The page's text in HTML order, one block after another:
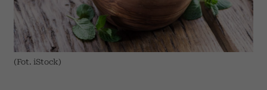
(Fot. iStock)